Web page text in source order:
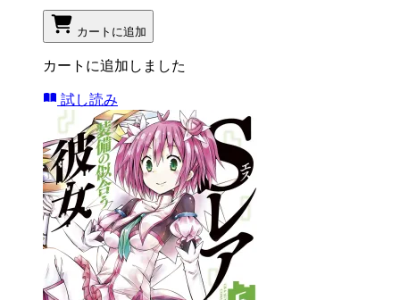
カートに追加
カートに追加しました
試し読み